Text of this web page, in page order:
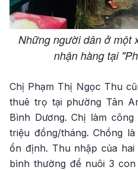
Những người dân ở một
nhận hàng tại
Chị Phạm Thị Ngọc Thu
thuê trọ tại phường Tân
Bình Dương. Chị làm
triệu đồng/tháng. Chồng
ổn định. Thu nhập của
bình thường để nuôi 3